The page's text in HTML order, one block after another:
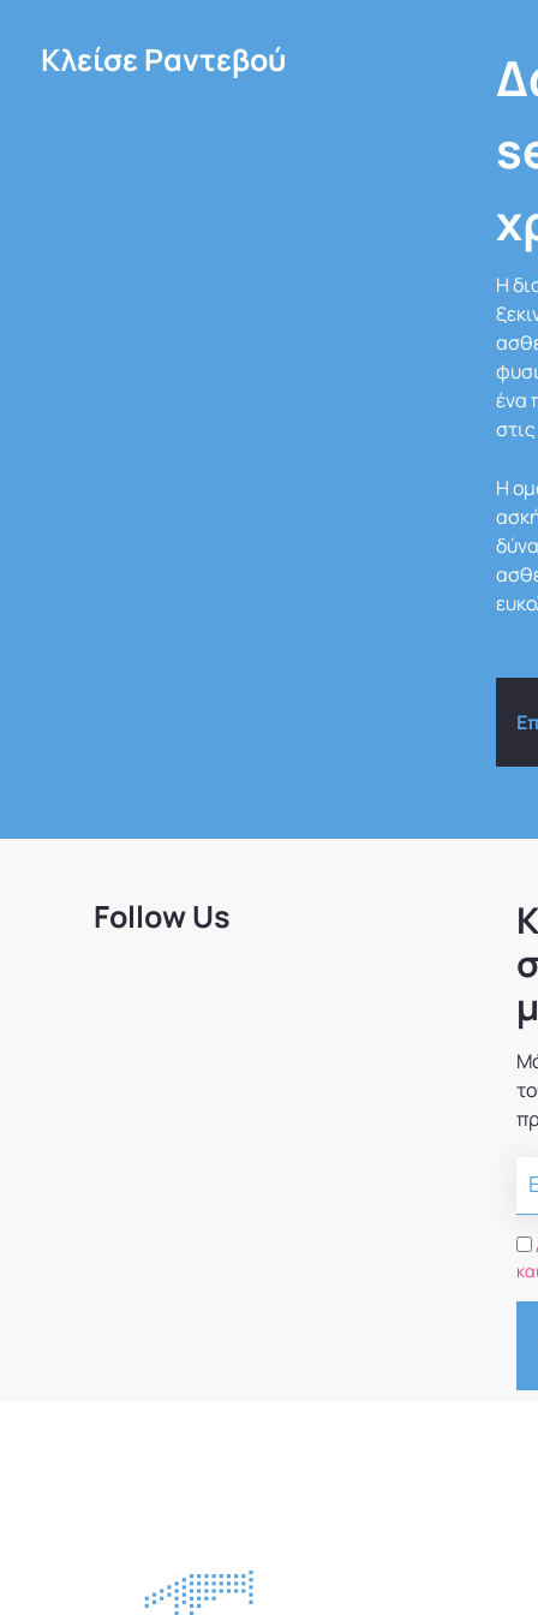
Κλείσε Ραντεβού
Η
ένα
Η
Follow Us